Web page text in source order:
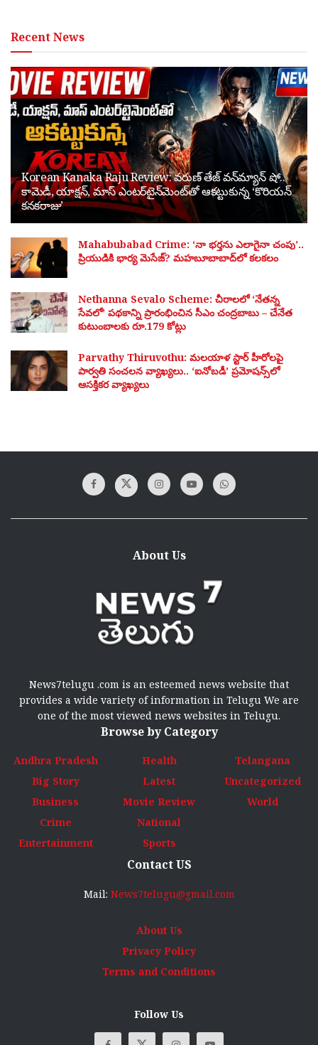
Recent News
Korean Kanaka Raju Review: వరుణ్ తేజ్ వన్‌మ్యాన్ షో..
కామెడీ, యాక్షన్, మాస్ ఎంటర్‌టైన్‌మెంట్‌తో ఆకట్టుకున్న ‘కొరియన్
కనకరాజు’
Mahabubabad Crime: ‘నా భర్తను ఎలాగైనా చంపు’..
ప్రియుడికి భార్య మెసేజ్? మహబూబాబాద్‌లో కలకలం
Nethanna Sevalo Scheme: చీరాలలో ‘నేతన్న
సేవలో’ పథకాన్ని ప్రారంభించిన సీఎం చంద్రబాబు – చేనేత
కుటుంబాలకు రూ.179 కోట్లు
Parvathy Thiruvothu: మలయాళ స్టార్ హీరోలపై
పార్వతి సంచలన వ్యాఖ్యలు.. ‘ఐనోబడీ’ ప్రమోషన్స్‌లో
ఆసక్తికర వ్యాఖ్యలు
About Us
News7telugu .com is an esteemed news website that
provides a wide variety of information in Telugu We are
one of the most viewed news websites in Telugu.
Browse by Category
Andhra Pradesh
Big Story
Business
Crime
Entertainment
Health
Latest
Movie Review
National
Sports
Telangana
Uncategorized
World
Contact US
Mail: News7telugu@gmail.com
About Us
Privacy Policy
Terms and Conditions
Follow Us